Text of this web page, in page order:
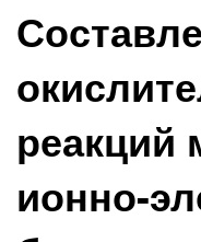
реакций
ионно-